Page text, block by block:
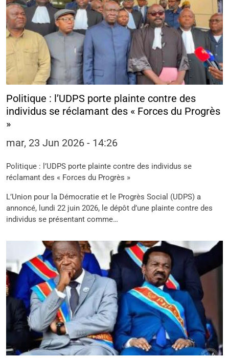
Politique : l’UDPS porte plainte contre des
individus se réclamant des « Forces du Progrès
»
mar, 23 Jun 2026 - 14:26
Politique : l’UDPS porte plainte contre des individus se
réclamant des « Forces du Progrès »
L’Union pour la Démocratie et le Progrès Social (UDPS) a
annoncé, lundi 22 juin 2026, le dépôt d’une plainte contre des
individus se présentant comme…